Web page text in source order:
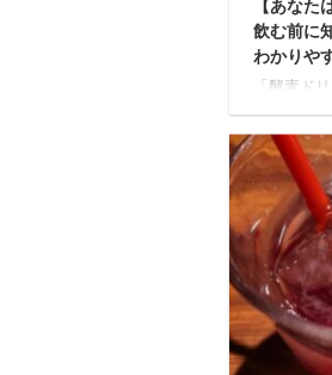
【あなた
飲む前に
わかりや
「酵素ド
ある？」
心のある
ドリンク
じられる
効果があ
ばいいの
る方も多
は、酵素
リット、
い飲み方
日無理な